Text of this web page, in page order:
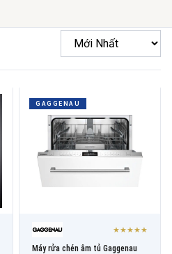
GAGGENAU
★★★★★
Máy rửa chén âm tủ Gaggenau